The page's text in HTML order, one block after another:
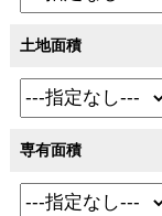
土地面積
専有面積